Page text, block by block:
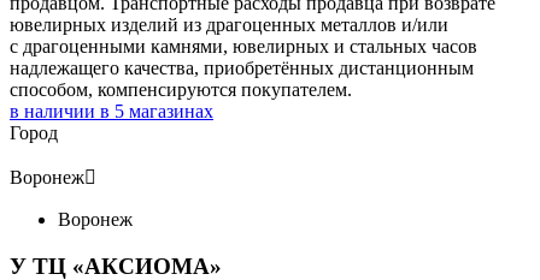
ювелирных изделий из драгоценных металлов и/или
с драгоценными камнями, ювелирных и стальных часов
надлежащего качества, приобретённых дистанционным
способом, компенсируются покупателем.
в наличии в 5 магазинах
Город
Воронеж
Воронеж
У ТЦ «АКСИОМА»